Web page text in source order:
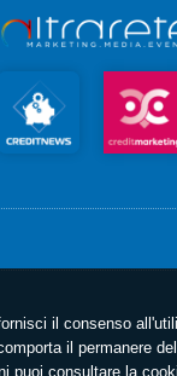
il consenso
il permanere
puoi consultare la